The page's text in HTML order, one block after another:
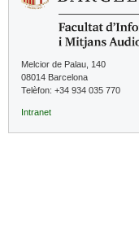
Melcior de Palau, 140
08014 Barcelona
Telèfon: +34 934 035 770
Intranet